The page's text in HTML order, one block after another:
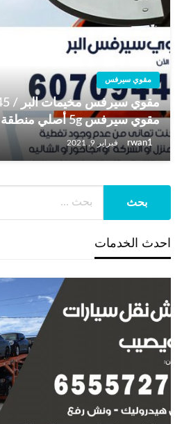
مقوي سيرفس
مقوي سيرفس 5g أصلي منطقة مخيمات البر
rwan1 فبراير 9, 2021
احدث الخدمات